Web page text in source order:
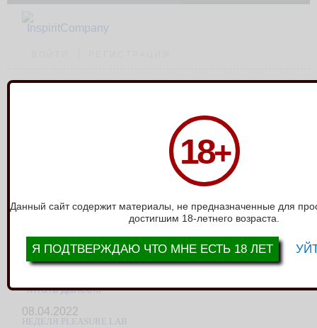
18+
Данный сайт содержит материалы, не предназначенные для
достигшим 18-летнего возраста.
Я ПОДТВЕРЖДАЮ ЧТО МНЕ ЕСТЬ 18 ЛЕТ
05.10.2023
УМОПОМРАЧИТЕЛЬНЫЕ ЭРЕКЦИОННЫЕ КОЛЬЦА STELLAR
Читать далее...
08.04.2022
Читать далее...
08.04.2022
НЕДЕЛЯ PLEASURE LAB